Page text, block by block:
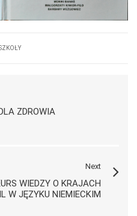
ZDROWIA
Next
WIEDZY O KRAJACH
W JĘZYKU NIEMIECKIM